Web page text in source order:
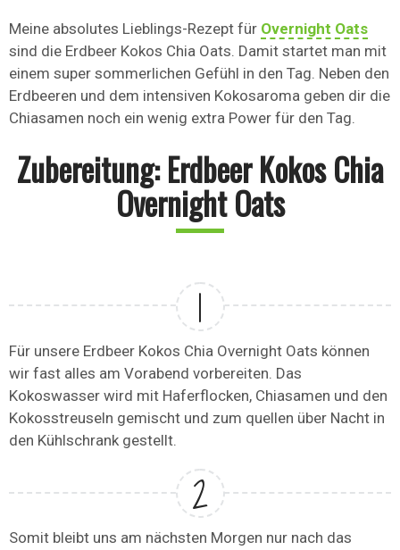
Meine absolutes Lieblings-Rezept für Overnight Oats
sind die Erdbeer Kokos Chia Oats. Damit startet man mit
einem super sommerlichen Gefühl in den Tag. Neben den
Erdbeeren und dem intensiven Kokosaroma geben dir die
Chiasamen noch ein wenig extra Power für den Tag.
Zubereitung: Erdbeer Kokos Chia
Overnight Oats
Für unsere Erdbeer Kokos Chia Overnight Oats können
wir fast alles am Vorabend vorbereiten. Das
Kokoswasser wird mit Haferflocken, Chiasamen und den
Kokosstreuseln gemischt und zum quellen über Nacht in
den Kühlschrank gestellt.
Somit bleibt uns am nächsten Morgen nur nach das